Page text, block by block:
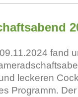
fand
leckeren
Programm.